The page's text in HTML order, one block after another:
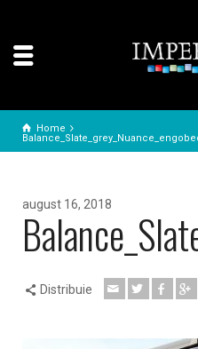
Home
august 16, 2018
Distribuie